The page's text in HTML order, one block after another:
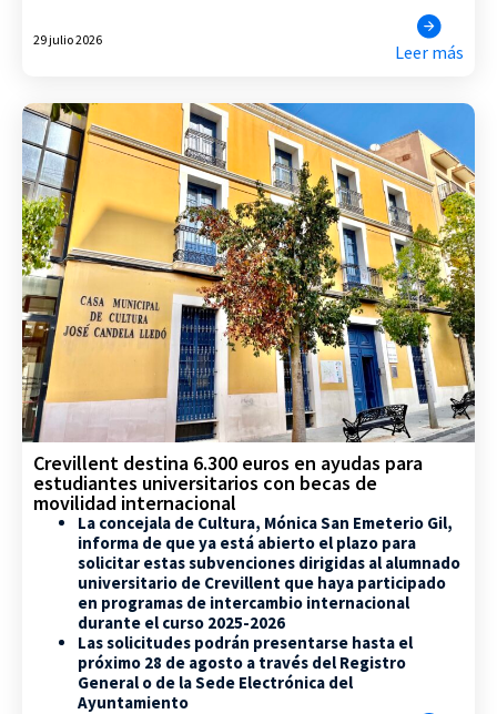
29 julio 2026
Leer más
Crevillent destina 6.300 euros en ayudas para
estudiantes universitarios con becas de
movilidad internacional
La concejala de Cultura, Mónica San Emeterio Gil,
informa de que ya está abierto el plazo para
solicitar estas subvenciones dirigidas al alumnado
universitario de Crevillent que haya participado
en programas de intercambio internacional
durante el curso 2025-2026
Las solicitudes podrán presentarse hasta el
próximo 28 de agosto a través del Registro
General o de la Sede Electrónica del
Ayuntamiento